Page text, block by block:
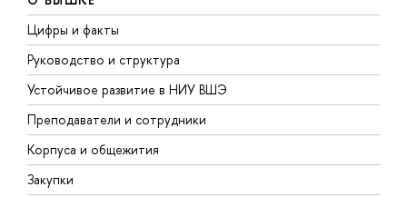
Цифры и факты
Руководство и структура
Устойчивое развитие в НИУ ВШЭ
Преподаватели и сотрудники
Корпуса и общежития
Закупки